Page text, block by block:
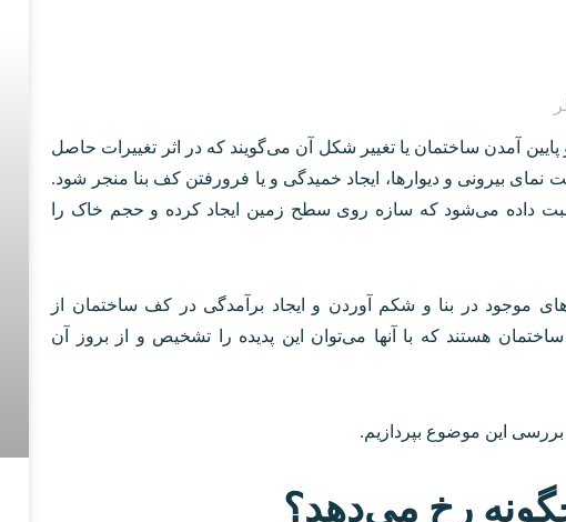
آمدن ساختمان یا تغییر شکل آن می‌گویند که در اثر تغییرات حاصل
بیرونی و دیوارها، ایجاد خمیدگی و یا فرورفتن کف بنا منجر شود.
داده می‌شود که سازه روی سطح زمین ایجاد کرده و حجم خاک را
موجود در بنا و شکم آوردن و ایجاد برآمدگی در کف ساختمان از
هستند که با آنها می‌توان این پدیده را تشخیص و از بروز آن
بررسی این موضوع بپردازیم.
رخ می‌دهد؟